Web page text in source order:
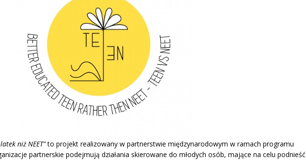
niż NEET”to projekt realizowany w partnerstwie międzynarodowym w ramach programu
partnerskie podejmują działania skierowane do młodych osób, mające na celu podnieść